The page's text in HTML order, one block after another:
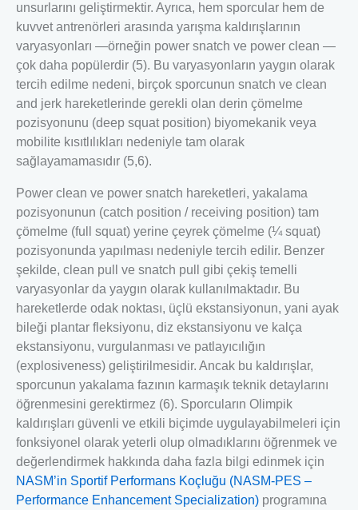
unsurlarını geliştirmektir. Ayrıca, hem sporcular hem de
kuvvet antrenörleri arasında yarışma kaldırışlarının
varyasyonları —örneğin power snatch ve power clean —
çok daha popülerdir (5). Bu varyasyonların yaygın olarak
tercih edilme nedeni, birçok sporcunun snatch ve clean
and jerk hareketlerinde gerekli olan derin çömelme
pozisyonunu (deep squat position) biyomekanik veya
mobilite kısıtlılıkları nedeniyle tam olarak
sağlayamamasıdır (5,6).
Power clean ve power snatch hareketleri, yakalama
pozisyonunun (catch position / receiving position) tam
çömelme (full squat) yerine çeyrek çömelme (¼ squat)
pozisyonunda yapılması nedeniyle tercih edilir. Benzer
şekilde, clean pull ve snatch pull gibi çekiş temelli
varyasyonlar da yaygın olarak kullanılmaktadır. Bu
hareketlerde odak noktası, üçlü ekstansiyonun, yani ayak
bileği plantar fleksiyonu, diz ekstansiyonu ve kalça
ekstansiyonu, vurgulanması ve patlayıcılığın
(explosiveness) geliştirilmesidir. Ancak bu kaldırışlar,
sporcunun yakalama fazının karmaşık teknik detaylarını
öğrenmesini gerektirmez (6). Sporcuların Olimpik
kaldırışları güvenli ve etkili biçimde uygulayabilmeleri için
fonksiyonel olarak yeterli olup olmadıklarını öğrenmek ve
değerlendirmek hakkında daha fazla bilgi edinmek için
NASM’in Sportif Performans Koçluğu (NASM-PES –
Performance Enhancement Specialization) programına